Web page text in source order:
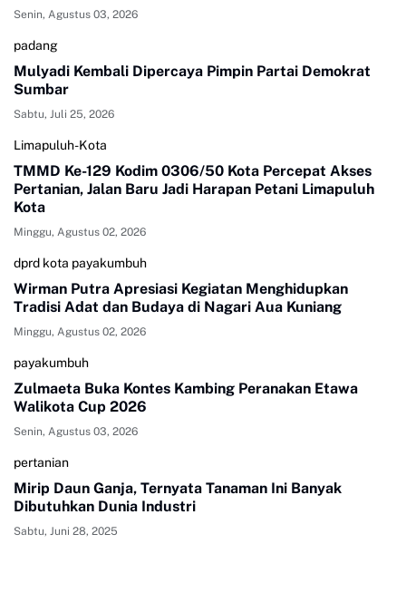
Senin, Agustus 03, 2026
padang
Mulyadi Kembali Dipercaya Pimpin Partai Demokrat
Sumbar
Sabtu, Juli 25, 2026
Limapuluh-Kota
TMMD Ke-129 Kodim 0306/50 Kota Percepat Akses
Pertanian, Jalan Baru Jadi Harapan Petani Limapuluh
Kota
Minggu, Agustus 02, 2026
dprd kota payakumbuh
Wirman Putra Apresiasi Kegiatan Menghidupkan
Tradisi Adat dan Budaya di Nagari Aua Kuniang
Minggu, Agustus 02, 2026
payakumbuh
Zulmaeta Buka Kontes Kambing Peranakan Etawa
Walikota Cup 2026
Senin, Agustus 03, 2026
pertanian
Mirip Daun Ganja, Ternyata Tanaman Ini Banyak
Dibutuhkan Dunia Industri
Sabtu, Juni 28, 2025